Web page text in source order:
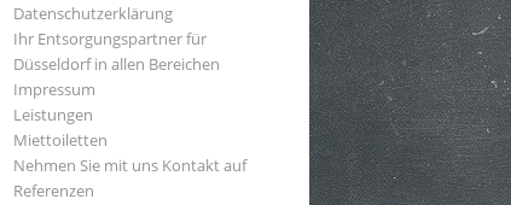
Datenschutzerklärung
Ihr Entsorgungspartner für
Düsseldorf in allen Bereichen
Impressum
Leistungen
Miettoiletten
Nehmen Sie mit uns Kontakt auf
Referenzen